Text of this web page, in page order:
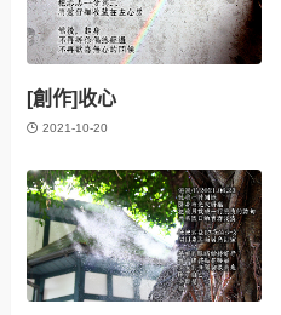
[創作]收心
2021-10-20